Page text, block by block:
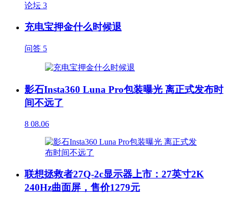
论坛 3
充电宝押金什么时候退
问答 5
影石Insta360 Luna Pro包装曝光 离正式发布时
间不远了
8 08.06
联想拯救者27Q-2c显示器上市：27英寸2K
240Hz曲面屏，售价1279元